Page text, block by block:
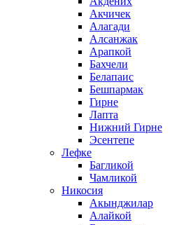
Акчичек
Алагади
Алсанжак
Арапкой
Бахчели
Белапаис
Бешпармак
Гирне
Лапта
Нижний Гирне
Эсентепе
Лефке
Багликой
Чамликой
Никосия
Акынджилар
Алайкой